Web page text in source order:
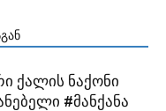
ქალის ნაქონი
#მანქანა